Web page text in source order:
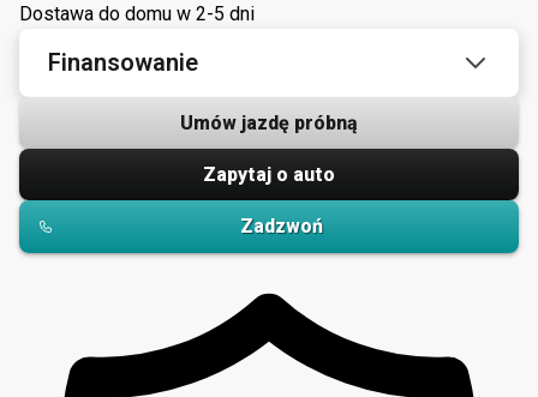
Dostawa do domu w 2-5 dni
Finansowanie
Umów jazdę próbną
Zapytaj o auto
Zadzwoń